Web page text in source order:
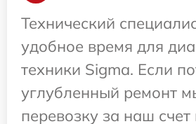
Технический
удобное время для
техники Sigma. Если
углубленный ремонт
перевозку за наш